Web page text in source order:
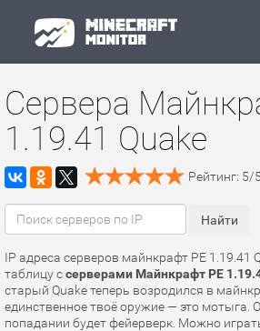
Сервера
1.19.41 Quake
Рейтинг: 5/5
IP адреса серверов майнкрафт PE 1.19.41
таблицу ссерверами Майнкрафт PE
старый Quake теперь возродился в
единственное твоё оружие — это мотыга.
попадании будет фейерверк. Можно